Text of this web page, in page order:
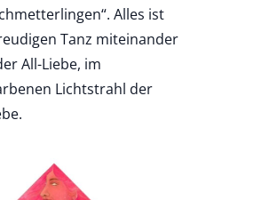
Alles ist
Tanz miteinander
All-Liebe, im
Lichtstrahl der